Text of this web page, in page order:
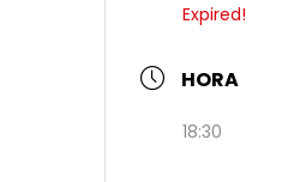
Expired!
HORA
18:30